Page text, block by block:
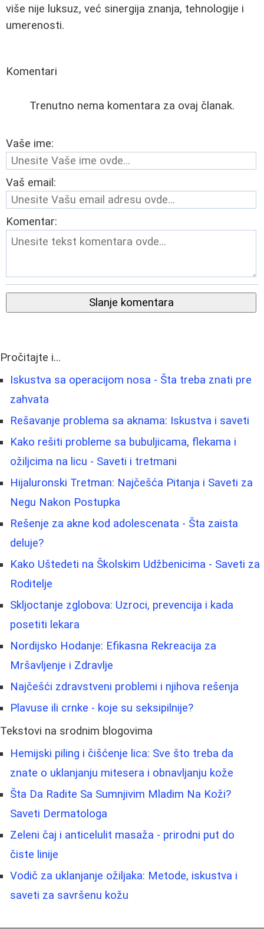
više nije luksuz, već sinergija znanja, tehnologije i
umerenosti.
Komentari
Trenutno nema komentara za ovaj članak.
Vaše ime:
Vaš email:
Komentar:
Slanje komentara
Pročitajte i...
Iskustva sa operacijom nosa - Šta treba znati pre
zahvata
Rešavanje problema sa aknama: Iskustva i saveti
Kako rešiti probleme sa bubuljicama, flekama i
ožiljcima na licu - Saveti i tretmani
Hijaluronski Tretman: Najčešća Pitanja i Saveti za
Negu Nakon Postupka
Rešenje za akne kod adolescenata - Šta zaista
deluje?
Kako Uštedeti na Školskim Udžbenicima - Saveti za
Roditelje
Skljoctanje zglobova: Uzroci, prevencija i kada
posetiti lekara
Nordijsko Hodanje: Efikasna Rekreacija za
Mršavljenje i Zdravlje
Najčešći zdravstveni problemi i njihova rešenja
Plavuse ili crnke - koje su seksipilnije?
Tekstovi na srodnim blogovima
Hemijski piling i čišćenje lica: Sve što treba da
znate o uklanjanju mitesera i obnavljanju kože
Šta Da Radite Sa Sumnjivim Mladim Na Koži?
Saveti Dermatologa
Zeleni čaj i anticelulit masaža - prirodni put do
čiste linije
Vodič za uklanjanje ožiljaka: Metode, iskustva i
saveti za savršenu kožu